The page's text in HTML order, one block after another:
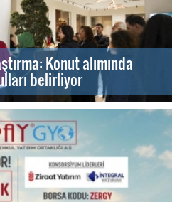
Konut alımında
belirliyor